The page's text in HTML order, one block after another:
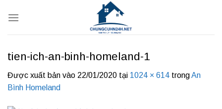
qua
tien-ich-an-binh-homeland-1
Được xuất bản vào 22/01/2020 tại 1024 × 614 trongAn
Bình Homeland